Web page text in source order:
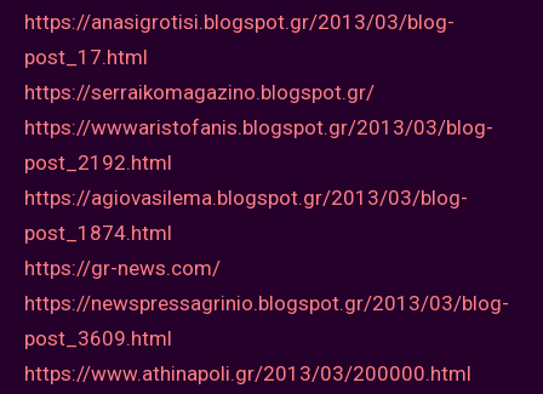
https://anasigrotisi.blogspot.gr/2013/03/blog-
post_17.html
https://serraikomagazino.blogspot.gr/
https://wwwaristofanis.blogspot.gr/2013/03/blog-
post_2192.html
https://agiovasilema.blogspot.gr/2013/03/blog-
post_1874.html
https://gr-news.com/
https://newspressagrinio.blogspot.gr/2013/03/blog-
post_3609.html
https://www.athinapoli.gr/2013/03/200000.html